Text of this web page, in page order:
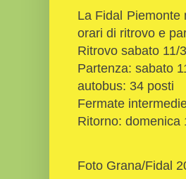
La Fidal
orari di ritrovo e
Ritrovo sabato 11/
Partenza: sabato
autobus: 34 posti
Fermate
Ritorno: domenica
Foto Grana/Fidal